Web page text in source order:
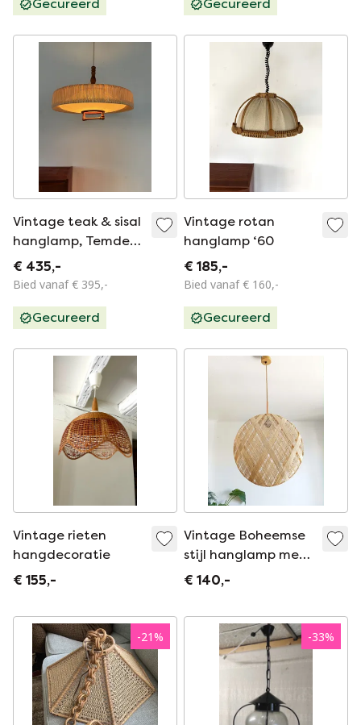
Gecureerd Gecureerd
Vintage teak & sisal
hanglamp, Temde
Leuchten
€ 435,-
Bied vanaf € 395,-
Gecureerd
Vintage rotan
hanglamp ‘60
€ 185,-
Bied vanaf € 160,-
Gecureerd
Vintage rieten
hangdecoratie
€ 155,-
Vintage Boheemse
stijl hanglamp met
abaca design
€ 140,-
-21% -33%